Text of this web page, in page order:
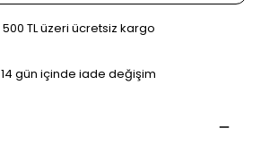
500 TL üzeri ücretsiz kargo
14 gün içinde iade değişim